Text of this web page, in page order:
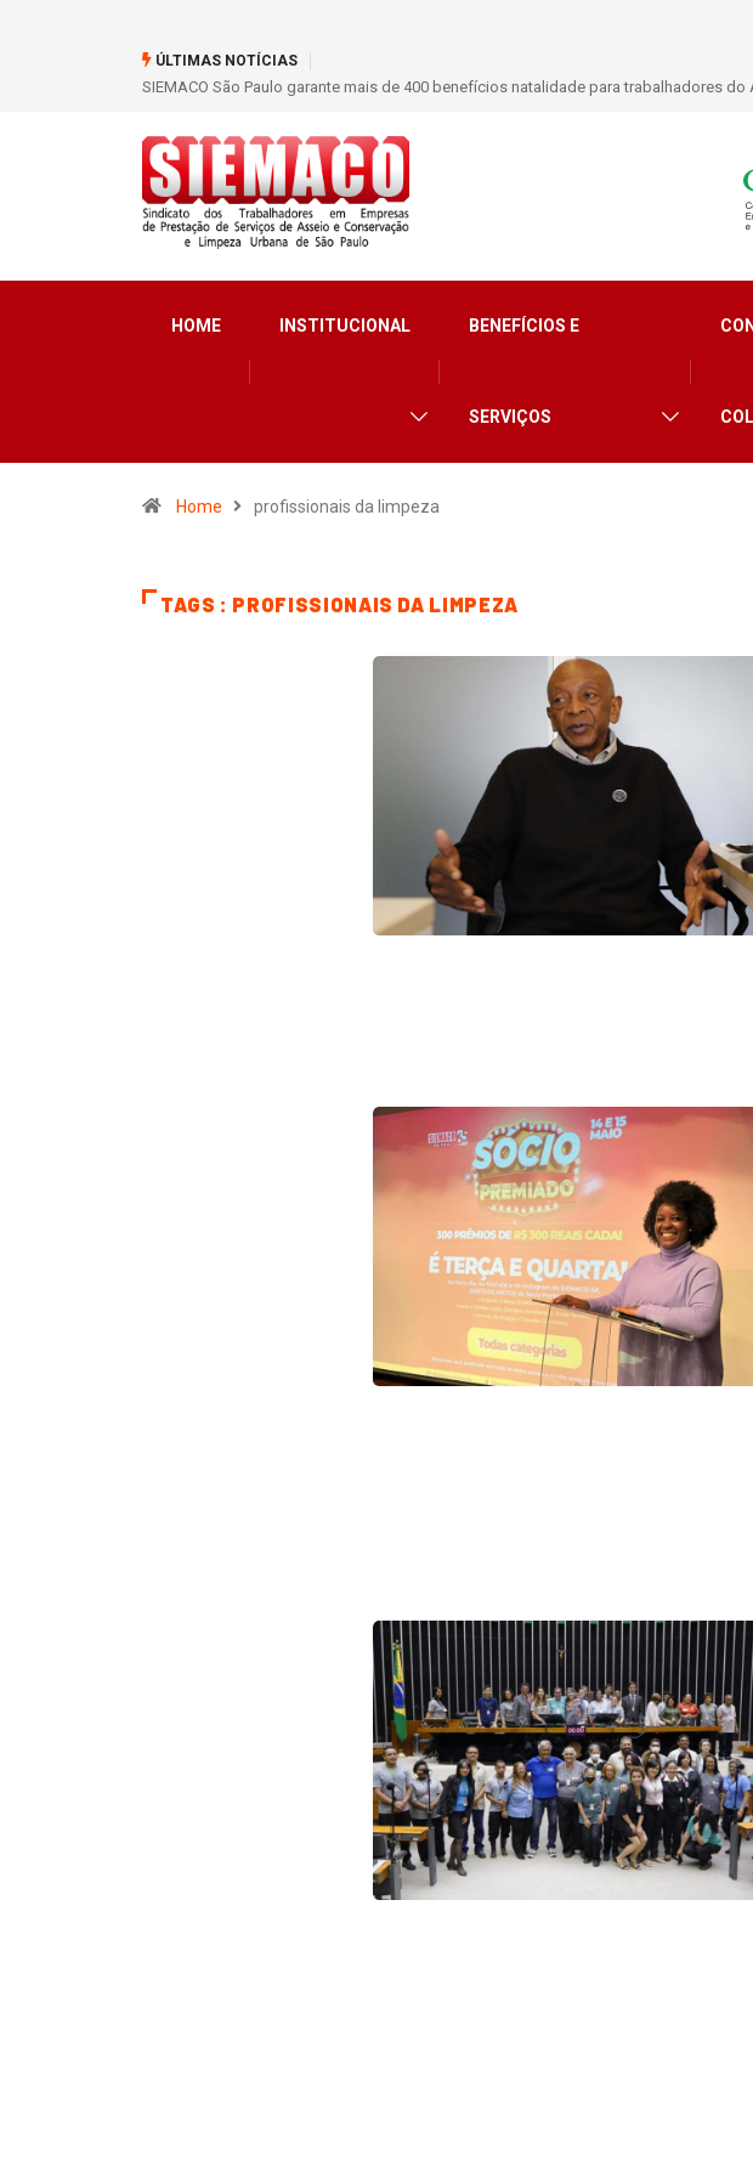
ÚLTIMAS NOTÍCIAS
SIEMACO São Paulo garante mais de 400 benefícios natalidade para trabalhadores do
HOME INSTITUCIONAL BENEFÍCIOS E
SERVIÇOS
Home profissionais da limpeza
TAGS : PROFISSIONAIS DA LIMPEZA